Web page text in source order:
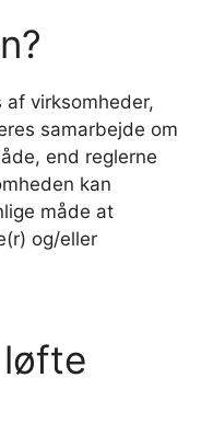
af virksomheder,
samarbejde om
end reglerne
kan
måde at
og/eller